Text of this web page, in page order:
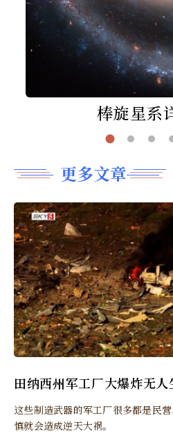
棒旋星系
更多文章
田纳西州军工厂大爆炸无人
这些制造武器的军工厂很多都是民
慎就会造成逆天大祸。